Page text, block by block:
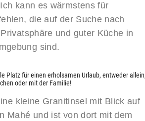
kann es wärmstens für
die auf der Suche nach
und guter Küche in
sind.
Platz für einen erholsamen Urlaub, entweder
oder mit der Familie!
kleine Granitinsel mit Blick auf
Mahé und ist von dort mit dem